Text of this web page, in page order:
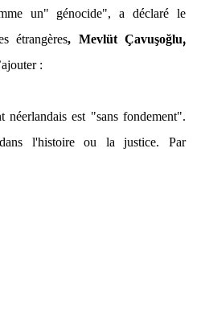
un" génocide", a déclaré le
étrangères, Mevlüt Çavuşoğlu,
:
néerlandais est "sans fondement".
l'histoire ou la justice. Par